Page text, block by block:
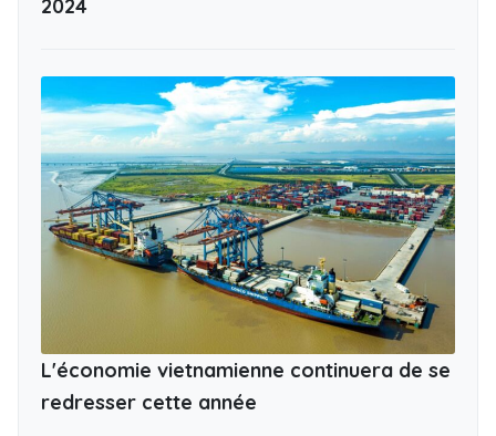
2024
L'économie vietnamienne continuera de se
redresser cette année